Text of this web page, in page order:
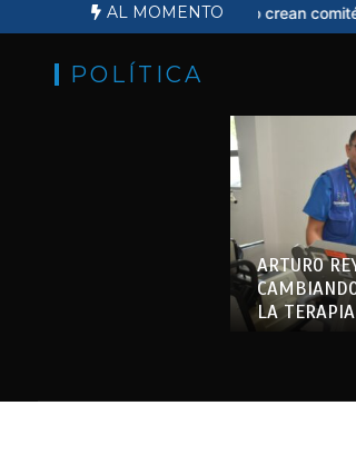
AL MOMENTO
Ruffo crean comité para vigilar proceso
POLÍTICA
ARTURO
LA